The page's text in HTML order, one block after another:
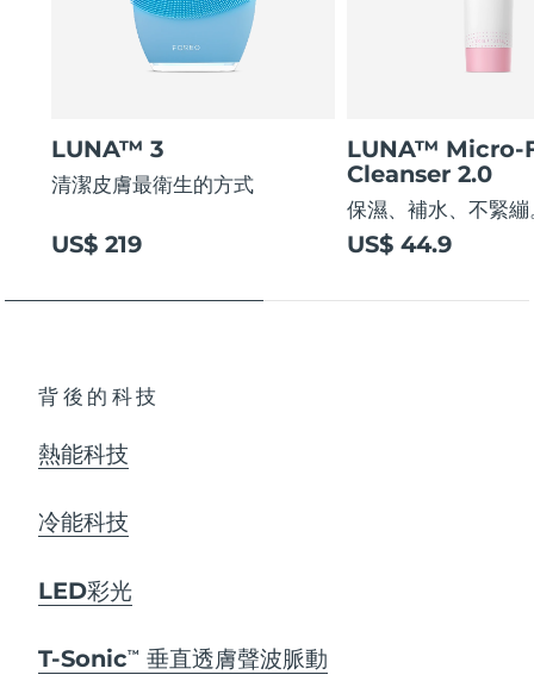
LUNA™ 3
清潔皮膚最衛生的方式
US$ 219
LUNA™ Micro-
Cleanser 2.0
保濕、補水、不緊繃
US$ 44.9
背後的科技
熱能科技
冷能科技
LED彩光
T-SonicTM 垂直透膚聲波脈動